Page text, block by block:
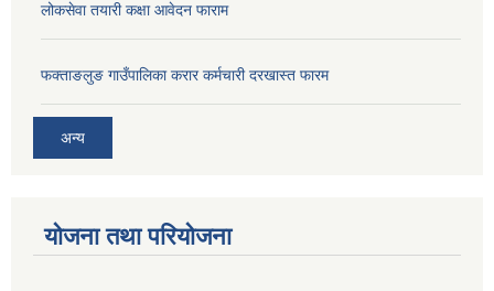
लोकसेवा तयारी कक्षा आवेदन फाराम
फक्ताङलुङ गाउँपालिका करार कर्मचारी दरखास्त फारम
अन्य
योजना तथा परियोजना